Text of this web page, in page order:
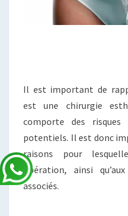
Il est important de
est une chirurgie
comporte des risques
potentiels. Il est donc
raisons pour
opération, ainsi
associés.